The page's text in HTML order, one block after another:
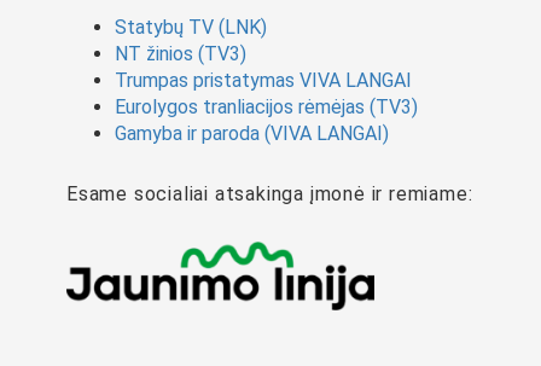
Statybų TV (LNK)
NT žinios (TV3)
Trumpas pristatymas VIVA LANGAI
Eurolygos tranliacijos rėmėjas (TV3)
Gamyba ir paroda (VIVA LANGAI)
Esame socialiai atsakinga įmonė ir remiame: